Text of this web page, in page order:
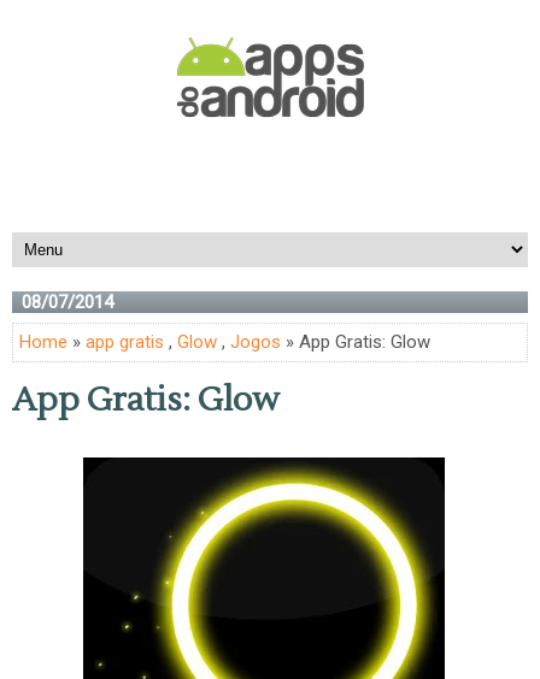
08/07/2014
Home » app gratis , Glow , Jogos » App Gratis: Glow
App Gratis: Glow